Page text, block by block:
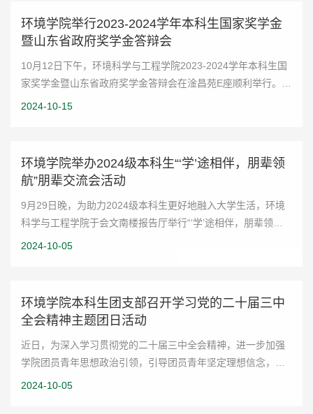
环境学院举行2023-2024学年本科生国家奖学金
暨山东省政府奖学金答辩会
10月12日下午，环境科学与工程学院2023-2024学年本科生国
家奖学金暨山东省政府奖学金答辩会在淦昌苑E座顺利举行。学
院党委副书记桑伟林，班主任代表曾阳、宋岳、刘小云，辅导
2024-10-15
环境学院举办2024级本科生“‘学’途相伴，朋辈领
航”朋辈交流会活动
9月29日晚，为助力2024级本科生更好地融入大学生活，环境
科学与工程学院于会文南楼报告厅举行“‘学’途相伴，朋辈领航”
朋辈交流会活动。本次活动邀请到5位优秀高年级学长学姐为同
2024-10-05
环境学院本科生团支部召开学习党的二十届三中
全会精神主题团日活动
近日，为深入学习贯彻党的二十届三中全会精神，进一步加强
学院团员青年思想政治引领，引导团员青年坚定理想信念，环
境科学与工程学院2023级、2024级本科生团支部分别召开学习
2024-10-05